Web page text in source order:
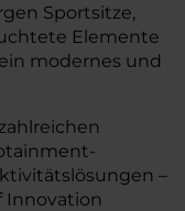
Sportsitze,
Elemente
modernes und
–
Innovation